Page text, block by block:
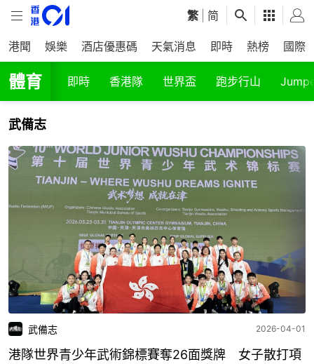
繁 简
港聞 娛樂 酒店優惠碼 天氣消息 即時 熱榜 國際
體育 即時 香港隊 世界盃 跑步行山
武備志
武備志 2026-04-01
港隊世界青少年武術錦標賽奪26面獎牌 女子散打項